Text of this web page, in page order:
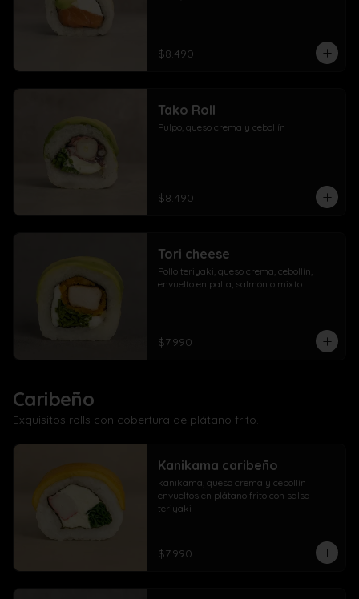
$8.490
Tako Roll
Pulpo, queso crema y cebollín
$8.490
Tori cheese
Pollo teriyaki, queso crema, cebollín,
envuelto en palta, salmón o mixto
$7.990
Caribeño
Exquisitos rolls con cobertura de plátano frito.
Kanikama caribeño
kanikama, queso crema y cebollín
envueltos en plátano frito con salsa
teriyaki
$7.990